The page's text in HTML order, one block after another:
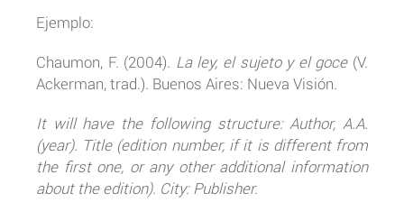
Ejemplo:
Chaumon, F. (2004). La ley, el sujeto y el goce(V.
Ackerman, trad.). Buenos Aires: Nueva Visión.
It will have the following structure: Author, A.A.
(year). Title (edition number, if it is different from
the first one, or any other additional information
about the edition). City: Publisher.